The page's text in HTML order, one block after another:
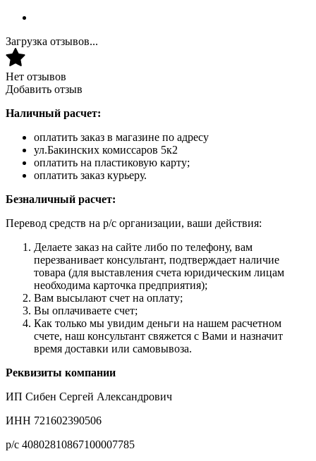
Загрузка отзывов...
Нет отзывов
Добавить отзыв
Наличный расчет:
оплатить заказ в магазине по адресу
ул.Бакинских комиссаров 5к2
оплатить на пластиковую карту;
оплатить заказ курьеру.
Безналичный расчет:
Перевод средств на р/с организации, ваши действия:
Делаете заказ на сайте либо по телефону, вам
перезванивает консультант, подтверждает наличие
товара (для выставления счета юридическим лицам
необходима карточка предприятия);
Вам высылают счет на оплату;
Вы оплачиваете счет;
Как только мы увидим деньги на нашем расчетном
счете, наш консультант свяжется с Вами и назначит
время доставки или самовывоза.
Реквизиты компании
ИП Сибен Сергей Александрович
ИНН 721602390506
р/с 40802810867100007785